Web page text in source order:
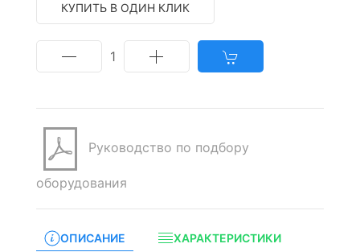
КУПИТЬ В ОДИН КЛИК
1
Руководство по подбору
оборудования
ОПИСАНИЕ
ХАРАКТЕРИСТИКИ